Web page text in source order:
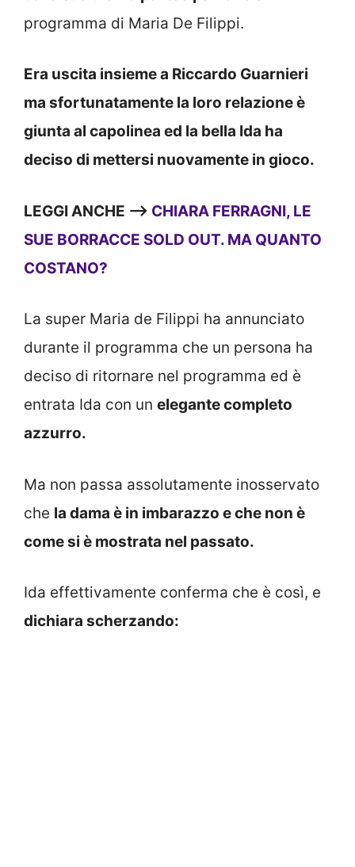
programma di Maria De Filippi.
Era uscita insieme a Riccardo Guarnieri
ma sfortunatamente la loro relazione è
giunta al capolinea ed la bella Ida ha
deciso di mettersi nuovamente in gioco.
LEGGI ANCHE —> CHIARA FERRAGNI, LE
SUE BORRACCE SOLD OUT. MA QUANTO
COSTANO?
La super Maria de Filippi ha annunciato
durante il programma che un persona ha
deciso di ritornare nel programma ed è
entrata Ida con un elegante completo
azzurro.
Ma non passa assolutamente inosservato
che la dama è in imbarazzo e che non è
come si è mostrata nel passato.
Ida effettivamente conferma che è così, e
dichiara scherzando: